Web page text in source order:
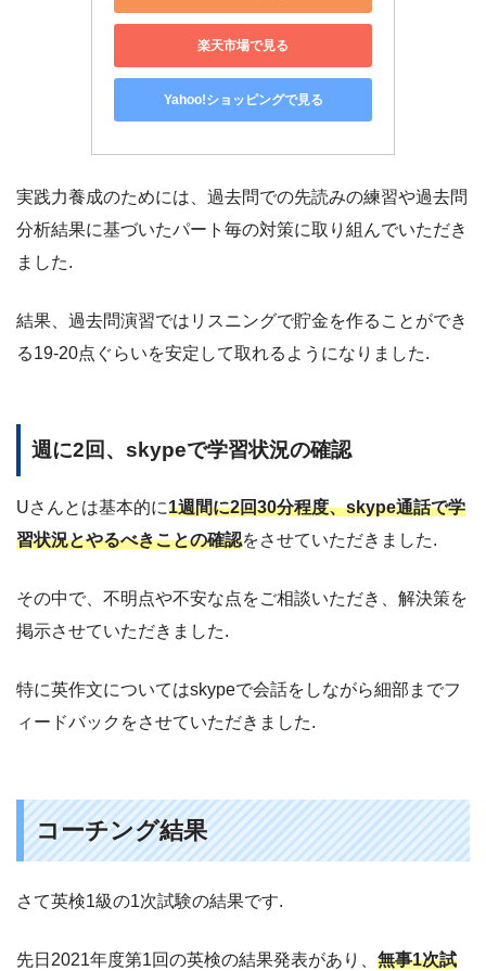
楽天市場で見る
Yahoo!ショッピングで見る
実践力養成のためには、過去問での先読みの練習や過去問
分析結果に基づいたパート毎の対策に取り組んでいただき
ました.
結果、過去問演習ではリスニングで貯金を作ることができ
る19-20点ぐらいを安定して取れるようになりました.
週に2回、skypeで学習状況の確認
Uさんとは基本的に1週間に2回30分程度、skype通話で学
習状況とやるべきことの確認をさせていただきました.
その中で、不明点や不安な点をご相談いただき、解決策を
掲示させていただきました.
特に英作文についてはskypeで会話をしながら細部までフ
ィードバックをさせていただきました.
コーチング結果
さて英検1級の1次試験の結果です.
先日2021年度第1回の英検の結果発表があり、 無事1次試